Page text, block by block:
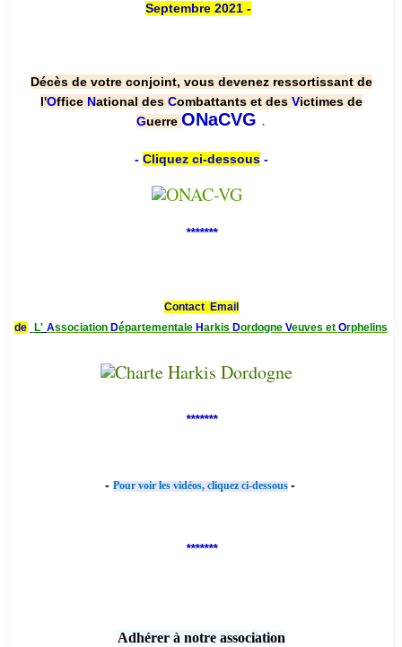
Septembre 2021 -
Décès de votre conjoint, vous devenez ressortissant de
l'Office National des Combattants et des Victimes de
Guerre ONaCVG .
- Cliquez ci-dessous-
*******
Contact Email
de
L' Association Départementale Harkis Dordogne Veuves et Orphelins
*******
- Pour voir les vidéos, cliquez ci-dessous -
*******
Adhérer à notre association